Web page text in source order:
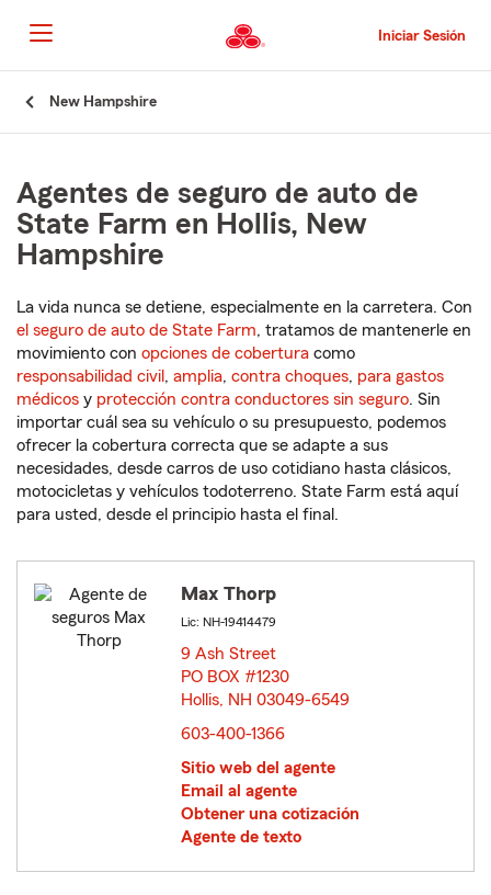
al
contenido
principal
Iniciar Sesión
New Hampshire
Agentes de seguro de auto de
State Farm en Hollis, New
Hampshire
La vida nunca se detiene, especialmente en la carretera. Con
el seguro de auto de State Farm, tratamos de mantenerle en
movimiento con opciones de cobertura como
responsabilidad civil , amplia, contra choques, para gastos
médicos y protección contra conductores sin seguro. Sin
importar cuál sea su vehículo o su presupuesto, podemos
ofrecer la cobertura correcta que se adapte a sus
necesidades, desde carros de uso cotidiano hasta clásicos,
motocicletas y vehículos todoterreno. State Farm está aquí
para usted, desde el principio hasta el final.
Max Thorp
Lic: NH-19414479
9 Ash Street
PO BOX #1230
Hollis, NH 03049-6549
603-400-1366
Sitio web del agente
Email al agente
Obtener una cotización
Agente de texto